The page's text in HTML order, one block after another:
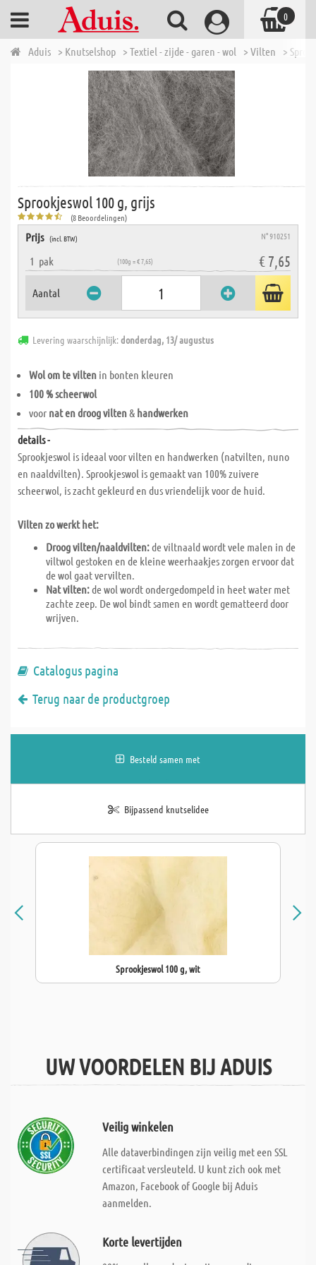
Aduis > Knutselshop > Textiel - zijde - garen - wol > Vilten >
Sprookjeswol 100 g, grijs
(8 Beoordelingen)
Prijs (incl. BTW) N° 910251
1 pak (100g = € 7,65) € 7,65
Aantal
Levering waarschijnlijk:donderdag, 13/ augustus
Wol om te vilten in bonten kleuren
100 % scheerwol
voor nat en droog vilten& handwerken
details -
Sprookjeswol is ideaal voor vilten en handwerken (natvilten, nuno
en naaldvilten). Sprookjeswol is gemaakt van 100% zuivere
scheerwol, is zacht gekleurd en dus vriendelijk voor de huid.
Vilten zo werkt het:
Droog vilten/naaldvilten:de viltnaald wordt vele malen in de
viltwol gestoken en de kleine weerhaakjes zorgen ervoor dat
de wol gaat vervilten.
Nat vilten:de wol wordt ondergedompeld in heet water met
zachte zeep. De wol bindt samen en wordt gematteerd door
wrijven.
Catalogus pagina
Terug naar de productgroep
Besteld samen met
Bijpassend knutselidee
Sprookjeswol 100 g, wit
UW VOORDELEN BIJ ADUIS
Veilig winkelen
Alle dataverbindingen zijn veilig met een SSL
certificaat versleuteld. U kunt zich ook met
Amazon, Facebook of Google bij Aduis
aanmelden.
Korte levertijden
0